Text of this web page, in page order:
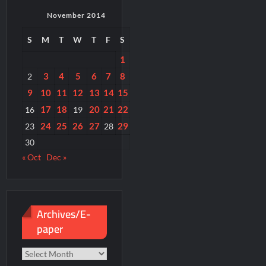
November 2014
S M T W T F S
1
2 3 4 5 6 7
8
9
10 11 12 13 14 15
16 17 18 19 20 21 22
23 24 25 26 27 28 29
30
« Oct Dec »
Archives/E-
paper
Archives/E-